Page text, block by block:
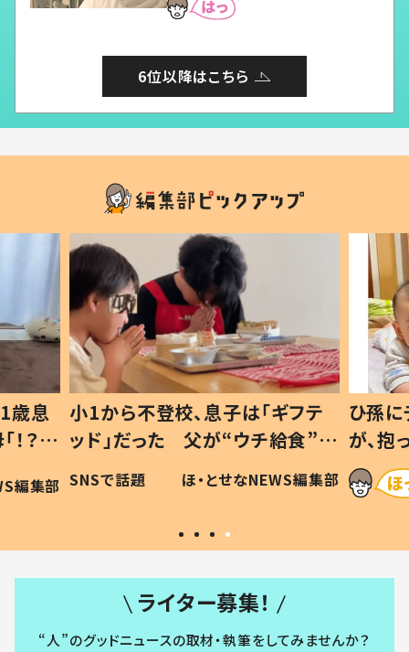
6位以降はこちら
フテ
食”を
編集部
ひ孫にデレデレな80歳じいじ
が、抱っこすると…ひ孫の反応に
「涙が出ました」「可愛くて仕方な
い」
ほ・とせなNEWS編集部
ライター募集！
“人”のグッドニュースの取材・執筆をしてみませんか？